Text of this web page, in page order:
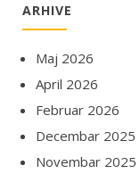
ARHIVE
Maj 2026
April 2026
Februar 2026
Decembar 2025
Novembar 2025